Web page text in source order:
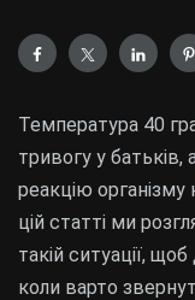
Температура 40
тривогу у
реакцію
цій статті ми
такій ситуації,
коли варто